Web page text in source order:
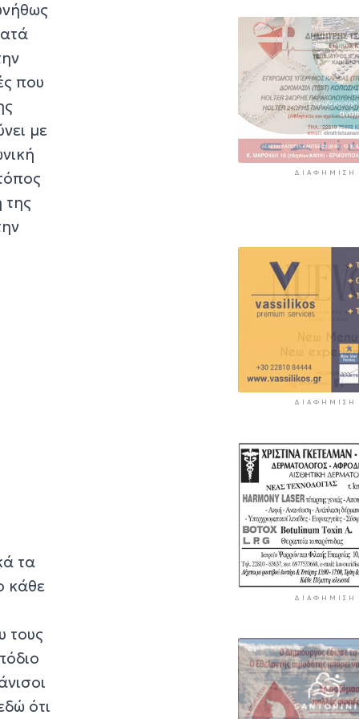
που
με
της
τα
κάθε
τους
ότι
ΔΙΑΦΉΜΙΣΗ
ΔΙΑΦΉΜΙΣΗ
ΔΙΑΦΉΜΙΣΗ